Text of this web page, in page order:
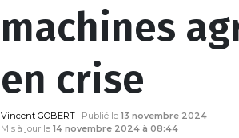
machines
en crise
Vincent GOBERT Publié le 13 novembre 2024
Mis à jour le 14 novembre 2024 à 08:44